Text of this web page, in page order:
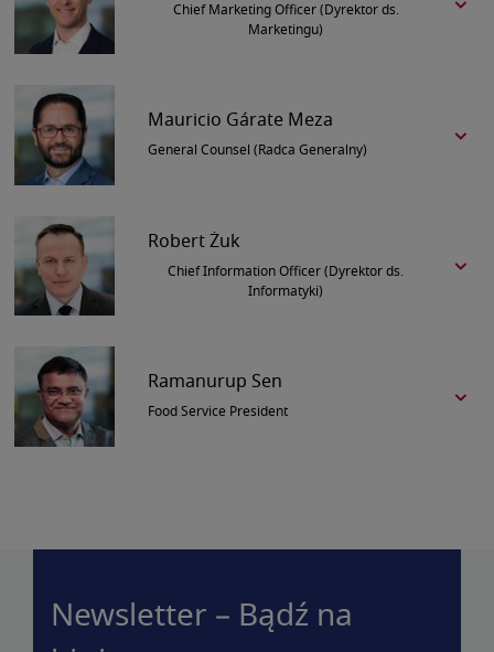
Chief Marketing Officer (Dyrektor ds.
Marketingu)
Mauricio Gárate Meza
General Counsel (Radca Generalny)
Robert Żuk
Chief Information Officer (Dyrektor ds.
Informatyki)
Ramanurup Sen
Food Service President
Newsletter – Bądź na